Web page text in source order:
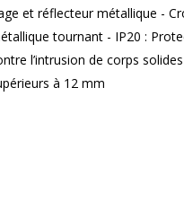
et réflecteur métallique -
tournant - IP20 :
l’intrusion de corps solides
à 12 mm